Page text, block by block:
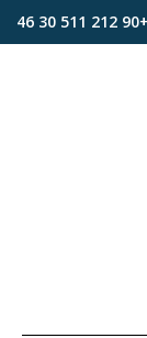
+90 212 511 30 46